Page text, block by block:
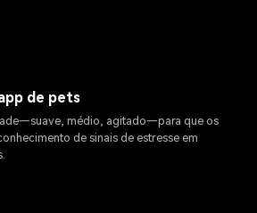
de pets
médio, agitado—para que os
de sinais de estresse em